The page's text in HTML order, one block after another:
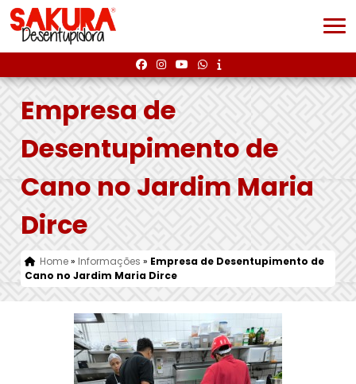
Empresa de
Desentupimento de
Cano no Jardim Maria
Dirce
Home» Informações » Empresa de Desentupimento de
Cano no Jardim Maria Dirce